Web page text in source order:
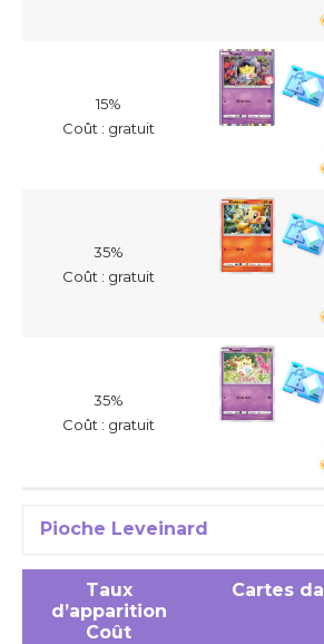
15%
Coût : gratuit
35%
Coût : gratuit
35%
Coût : gratuit
Pioche Leveinard
Taux
d’apparition
Coût
Cartes